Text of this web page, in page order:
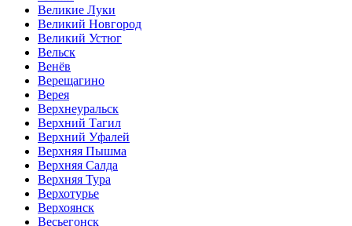
Великие Луки
Великий Новгород
Великий Устюг
Вельск
Венёв
Верещагино
Верея
Верхнеуральск
Верхний Тагил
Верхний Уфалей
Верхняя Пышма
Верхняя Салда
Верхняя Тура
Верхотурье
Верхоянск
Весьегонск